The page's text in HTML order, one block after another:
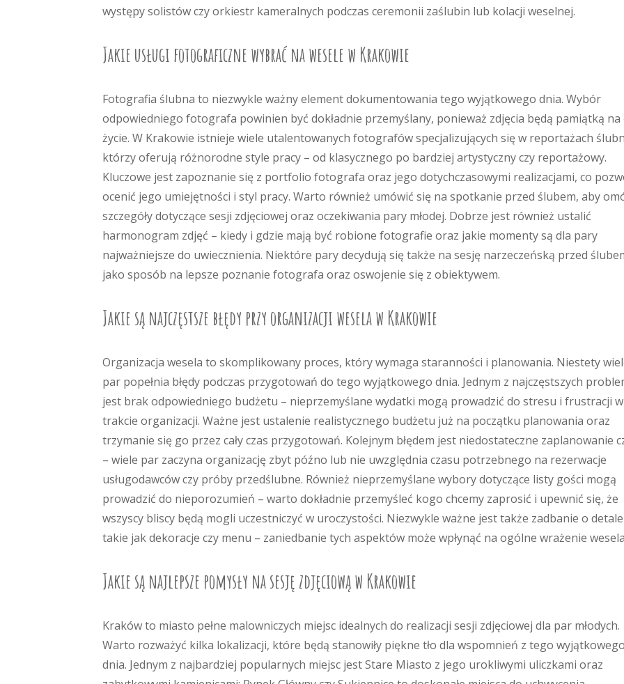
występy solistów czy orkiestr kameralnych podczas ceremonii zaślubin lub kolacji weselnej.
Jakie usługi fotograficzne wybrać na wesele w Krakowie
Fotografia ślubna to niezwykle ważny element dokumentowania tego wyjątkowego dnia. Wybór
odpowiedniego fotografa powinien być dokładnie przemyślany, ponieważ zdjęcia będą pamiątką na
życie. W Krakowie istnieje wiele utalentowanych fotografów specjalizujących się w reportażach
którzy oferują różnorodne style pracy – od klasycznego po bardziej artystyczny czy reportażowy.
Kluczowe jest zapoznanie się z portfolio fotografa oraz jego dotychczasowymi realizacjami, co
ocenić jego umiejętności i styl pracy. Warto również umówić się na spotkanie przed ślubem, aby
szczegóły dotyczące sesji zdjęciowej oraz oczekiwania pary młodej. Dobrze jest również ustalić
harmonogram zdjęć – kiedy i gdzie mają być robione fotografie oraz jakie momenty są dla pary
najważniejsze do uwiecznienia. Niektóre pary decydują się także na sesję narzeczeńską przed
jako sposób na lepsze poznanie fotografa oraz oswojenie się z obiektywem.
Jakie są najczęstsze błędy przy organizacji wesela w Krakowie
Organizacja wesela to skomplikowany proces, który wymaga staranności i planowania. Niestety
par popełnia błędy podczas przygotowań do tego wyjątkowego dnia. Jednym z najczęstszych
jest brak odpowiedniego budżetu – nieprzemyślane wydatki mogą prowadzić do stresu i frustracji w
trakcie organizacji. Ważne jest ustalenie realistycznego budżetu już na początku planowania oraz
trzymanie się go przez cały czas przygotowań. Kolejnym błędem jest niedostateczne zaplanowanie
– wiele par zaczyna organizację zbyt późno lub nie uwzględnia czasu potrzebnego na rezerwacje
usługodawców czy próby przedślubne. Również nieprzemyślane wybory dotyczące listy gości mogą
prowadzić do nieporozumień – warto dokładnie przemyśleć kogo chcemy zaprosić i upewnić się, że
wszyscy bliscy będą mogli uczestniczyć w uroczystości. Niezwykle ważne jest także zadbanie o detale
takie jak dekoracje czy menu – zaniedbanie tych aspektów może wpłynąć na ogólne wrażenie
Jakie są najlepsze pomysły na sesję zdjęciową w Krakowie
Kraków to miasto pełne malowniczych miejsc idealnych do realizacji sesji zdjęciowej dla par młodych.
Warto rozważyć kilka lokalizacji, które będą stanowiły piękne tło dla wspomnień z tego wyjątkowego
dnia. Jednym z najbardziej popularnych miejsc jest Stare Miasto z jego urokliwymi uliczkami oraz